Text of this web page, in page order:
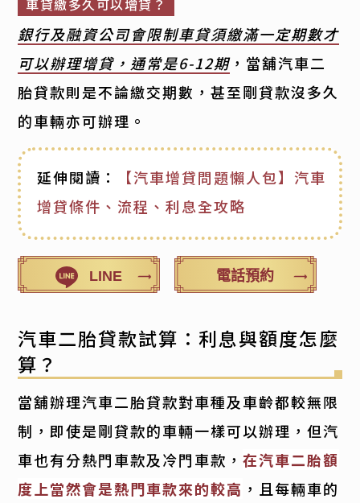
車貸繳多久可以增貸？
銀行及融資公司會限制車貸須繳滿一定期數才
可以辦理增貸，通常是6-12期，當舖汽車二
胎貸款則是不論繳交期數，甚至剛貸款沒多久
的車輛亦可辦理。
延伸閱讀：
【汽車增貸問題懶人包】汽車
增貸條件、流程、利息全攻略
LINE 電話預約
汽車二胎貸款試算：利息與額度怎麼
算？
當舖辦理汽車二胎貸款對車種及車齡都較無限
制，即使是剛貸款的車輛一樣可以辦理，但汽
車也有分熱門車款及冷門車款，在汽車二胎額
度上當然會是熱門車款來的較高 ，且每輛車的